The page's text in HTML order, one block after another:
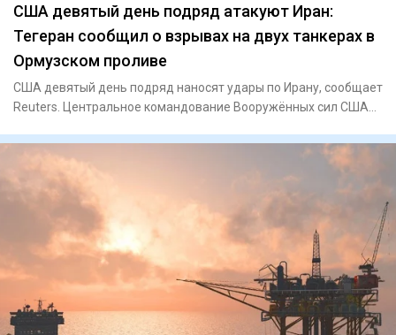
США девятый день подряд атакуют Иран:
Тегеран сообщил о взрывах на двух танкерах в
Ормузском проливе
США девятый день подряд наносят удары по Ирану, сообщает
Reuters. Центральное командование Вооружённых сил США